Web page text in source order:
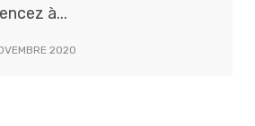
à...
2020